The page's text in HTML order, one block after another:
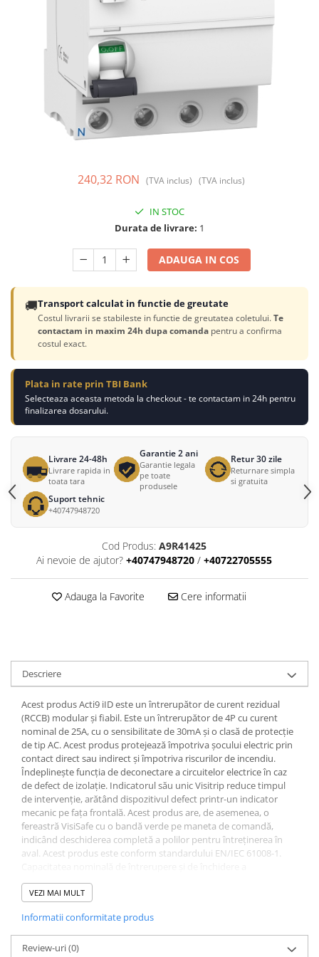
Suporturi de fixare
Variator de tensiune
240,32 RON (TVA inclus) (TVA inclus)
IN STOC
Durata de livrare: 1
ADAUGA IN COS
🚚Transport calculat in functie de greutate
Costul livrarii se stabileste in functie de greutatea coletului.Te
contactam in maxim 24h dupa comanda pentru a confirma
costul exact.
Plata in rate prin TBI Bank
Selecteaza aceasta metoda la checkout - te contactam in 24h pentru
finalizarea dosarului.
Livrare 24-48h
Livrare rapida in
toata tara
Garantie 2 ani
Garantie legala
pe toate
produsele
Retur 30 zile
Returnare simpla
si gratuita
Suport tehnic
+40747948720
Cod Produs: A9R41425
Ai nevoie de ajutor? +40747948720 / +40722705555
Adauga la Favorite Cere informatii
Descriere
Acest produs Acti9 iID este un întrerupător de curent rezidual
(RCCB) modular și fiabil. Este un întrerupător de 4P cu curent
nominal de 25A, cu o sensibilitate de 30mA și o clasă de protecție
de tip AC. Acest produs protejează împotriva șocului electric prin
contact direct sau indirect și împotriva riscurilor de incendiu.
Îndeplinește funcția de deconectare a circuitelor electrice în caz
de defect de izolație. Indicatorul său unic Visitrip reduce timpul
de intervenție, arătând dispozitivul defect printr-un indicator
mecanic pe fața frontală. Acest produs are, de asemenea, o
fereastră VisiSafe cu o bandă verde pe maneta de comandă,
indicând deschiderea completă a polilor pentru întreținerea în
aval. Acest produs este conform standardului EN/IEC 61008-1.
scurtcircuitului (Im/IΔm) este de 1500A. Curentul nominal de
scurtcircuit condiționat (Inc/IΔc) este de 10kA. Rezistența
ajunge până la 15000 de cicluri. Tensiunea operațională Ue este
de la 220VAC la 240VAC. Tensiunea nominală de izolație Ui este de
500VAC. Tensiunea nominală de rezistență la impuls Uimp este de
VEZI MAI MULT
Informatii conformitate produs
Review-uri(0)